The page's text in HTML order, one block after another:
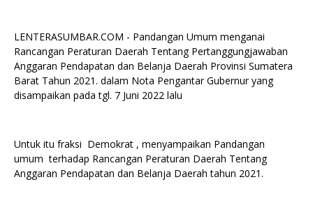
LENTERASUMBAR.COM - Pandangan Umum menganai
Rancangan Peraturan Daerah Tentang Pertanggungjawaban
Anggaran Pendapatan dan Belanja Daerah Provinsi Sumatera
Barat Tahun 2021. dalam Nota Pengantar Gubernur yang
disampaikan pada tgl. 7 Juni 2022 lalu
Untuk itu fraksi Demokrat , menyampaikan Pandangan
umum terhadap Rancangan Peraturan Daerah Tentang
Anggaran Pendapatan dan Belanja Daerah tahun 2021.